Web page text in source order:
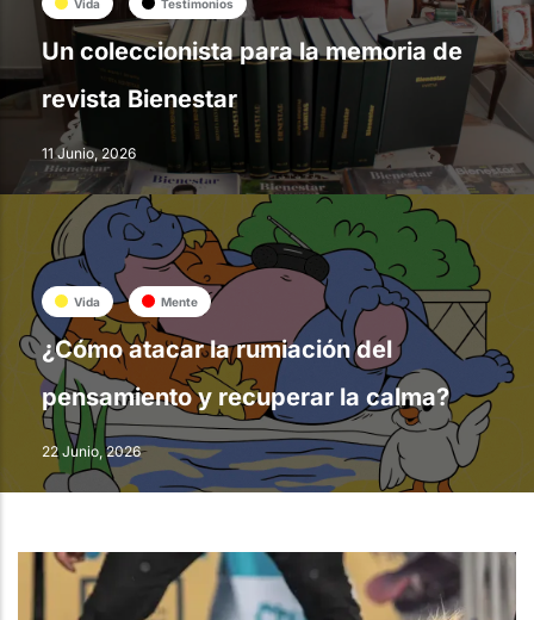
Vida Testimonios
Un coleccionista para la memoria de
revista Bienestar
11 Junio, 2026
Vida Mente
¿Cómo atacar la rumiación del
pensamiento y recuperar la calma?
22 Junio, 2026